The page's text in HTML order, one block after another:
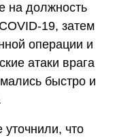
на должность
19, затем
операции и
атаки врага
быстро и
уточнили, что